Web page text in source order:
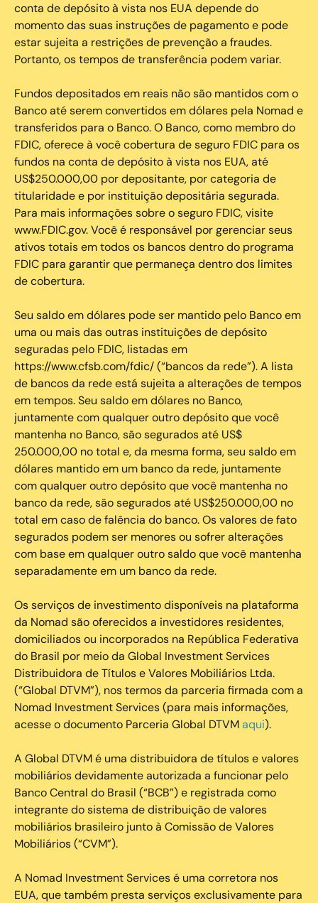
conta de depósito à vista nos EUA depende do
momento das suas instruções de pagamento e pode
estar sujeita a restrições de prevenção a fraudes.
Portanto, os tempos de transferência podem variar.
Fundos depositados em reais não são mantidos com o
Banco até serem convertidos em dólares pela Nomad e
transferidos para o Banco. O Banco, como membro do
FDIC, oferece à você cobertura de seguro FDIC para os
fundos na conta de depósito à vista nos EUA, até
US$250.000,00 por depositante, por categoria de
titularidade e por instituição depositária segurada.
Para mais informações sobre o seguro FDIC, visite
www.FDIC.gov. Você é responsável por gerenciar seus
ativos totais em todos os bancos dentro do programa
FDIC para garantir que permaneça dentro dos limites
de cobertura.
Seu saldo em dólares pode ser mantido pelo Banco em
uma ou mais das outras instituições de depósito
seguradas pelo FDIC, listadas em
https://www.cfsb.com/fdic/ (“bancos da rede”). A lista
de bancos da rede está sujeita a alterações de tempos
em tempos. Seu saldo em dólares no Banco,
juntamente com qualquer outro depósito que você
mantenha no Banco, são segurados até US$
250.000,00 no total e, da mesma forma, seu saldo em
dólares mantido em um banco da rede, juntamente
com qualquer outro depósito que você mantenha no
banco da rede, são segurados até US$250.000,00 no
total em caso de falência do banco. Os valores de fato
segurados podem ser menores ou sofrer alterações
com base em qualquer outro saldo que você mantenha
separadamente em um banco da rede.
Os serviços de investimento disponíveis na plataforma
da Nomad são oferecidos a investidores residentes,
domiciliados ou incorporados na República Federativa
do Brasil por meio da Global Investment Services
Distribuidora de Títulos e Valores Mobiliários Ltda.
(“Global DTVM”), nos termos da parceria firmada com a
Nomad Investment Services (para mais informações,
acesse o documento Parceria Global DTVMaqui).
A Global DTVM é uma distribuidora de títulos e valores
mobiliários devidamente autorizada a funcionar pelo
Banco Central do Brasil (“BCB”) e registrada como
integrante do sistema de distribuição de valores
mobiliários brasileiro junto à Comissão de Valores
Mobiliários (“CVM”).
‍A Nomad Investment Services é uma corretora nos
EUA, que também presta serviços exclusivamente para